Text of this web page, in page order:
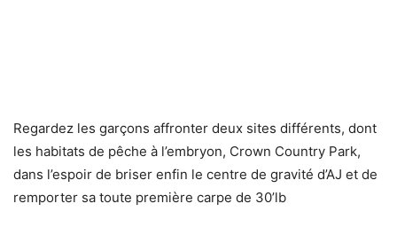
Regardez les garçons affronter deux sites différents, dont
les habitats de pêche à l’embryon, Crown Country Park,
dans l’espoir de briser enfin le centre de gravité d’AJ et de
remporter sa toute première carpe de 30’lb